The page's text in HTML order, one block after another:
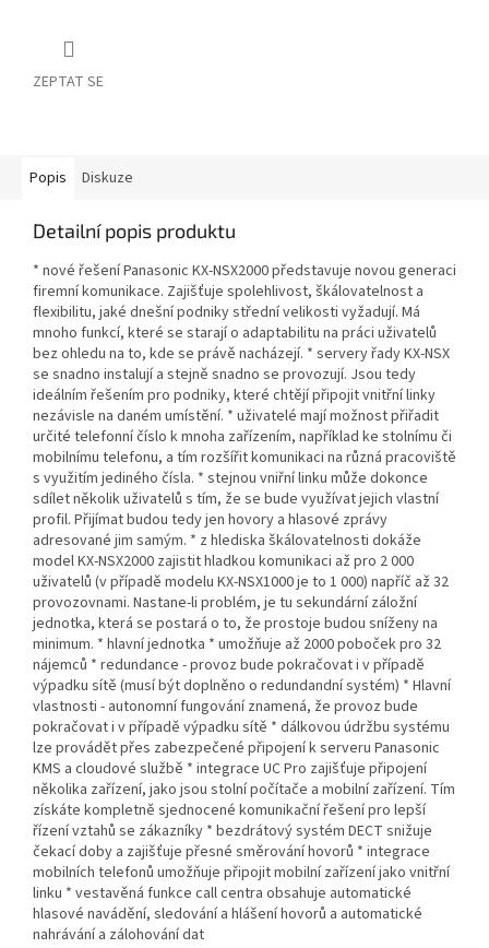
ZEPTAT SE
Popis Diskuze
Detailní popis produktu
* nové řešení Panasonic KX-NSX2000 představuje novou generaci
firemní komunikace. Zajišťuje spolehlivost, škálovatelnost a
flexibilitu, jaké dnešní podniky střední velikosti vyžadují. Má
mnoho funkcí, které se starají o adaptabilitu na práci uživatelů
bez ohledu na to, kde se právě nacházejí. * servery řady KX-NSX
se snadno instalují a stejně snadno se provozují. Jsou tedy
ideálním řešením pro podniky, které chtějí připojit vnitřní linky
nezávisle na daném umístění. * uživatelé mají možnost přiřadit
určité telefonní číslo k mnoha zařízením, například ke stolnímu či
mobilnímu telefonu, a tím rozšířit komunikaci na různá pracoviště
s využitím jediného čísla. * stejnou vniřní linku může dokonce
sdílet několik uživatelů s tím, že se bude využívat jejich vlastní
profil. Přijímat budou tedy jen hovory a hlasové zprávy
adresované jim samým. * z hlediska škálovatelnosti dokáže
model KX-NSX2000 zajistit hladkou komunikaci až pro 2 000
uživatelů (v případě modelu KX-NSX1000 je to 1 000) napříč až 32
provozovnami. Nastane-li problém, je tu sekundární záložní
jednotka, která se postará o to, že prostoje budou sníženy na
minimum. * hlavní jednotka * umožňuje až 2000 poboček pro 32
nájemců * redundance - provoz bude pokračovat i v případě
výpadku sítě (musí být doplněno o redundandní systém) * Hlavní
vlastnosti - autonomní fungování znamená, že provoz bude
pokračovat i v případě výpadku sítě * dálkovou údržbu systému
lze provádět přes zabezpečené připojení k serveru Panasonic
KMS a cloudové službě * integrace UC Pro zajišťuje připojení
několika zařízení, jako jsou stolní počítače a mobilní zařízení. Tím
získáte kompletně sjednocené komunikační řešení pro lepší
řízení vztahů se zákazníky * bezdrátový systém DECT snižuje
čekací doby a zajišťuje přesné směrování hovorů * integrace
mobilních telefonů umožňuje připojit mobilní zařízení jako vnitřní
linku * vestavěná funkce call centra obsahuje automatické
hlasové navádění, sledování a hlášení hovorů a automatické
nahrávání a zálohování dat